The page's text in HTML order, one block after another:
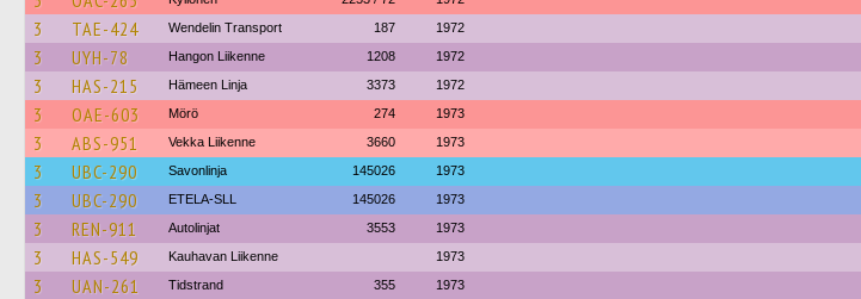
3 TAE-424 Wendelin Transport 187 1972
3 UYH-78 Hangon Liikenne 1208 1972
3 HAS-215 Hämeen Linja 3373 1972
3 OAE-603 Mörö 274 1973
3 ABS-951 Vekka Liikenne 3660 1973
3 UBC-290 Savonlinja 145026 1973
3 UBC-290 ETELA-SLL 145026 1973
3 REN-911 Autolinjat 3553 1973
3 HAS-549 Kauhavan Liikenne 1973
3 UAN-261 Tidstrand 355 1973